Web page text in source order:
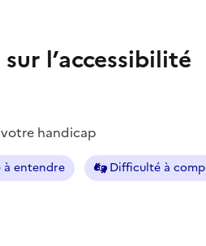
l’accessibilité
handicap
entendre Difficulté à